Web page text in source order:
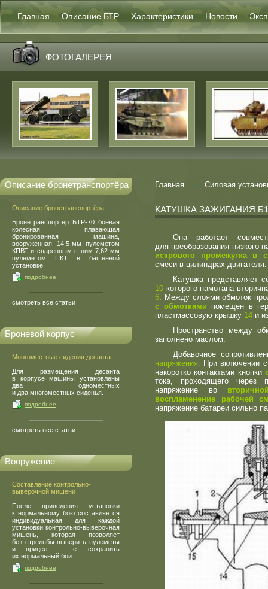
Главная Описание БТР Характеристики Новости
ФОТОГАЛЕРЕЯ
Описание бронетранспортёра
Описание бронетранспортёра
Бронетранспортер БТР-70 боевая
колесная плавающая
бронированная машина,
вооруженная 14,5-мм пулеметом
КПВТ и спаренным с ним 7,62-мм
пулеметом ПКТ в башенной
установке.
подробнее
смотреть все статьи
Броневой корпус
Многоместные сидения десанта
Для размещения десанта
в корпусе машины установлены
два одноместных
и два многоместных сиденья.
подробнее
смотреть все статьи
Вооружение
Составление контрольно-
выверочной мишени
После приведения установки
к нормальному бою составляется
индивидуальная для каждой
установки контрольно-выверочная
мишень, которая позволяет
без стрельбы выверить пулеметы
и прицел, т. е. сохранить
их нормальный бой.
подробнее
Главная → Силовая
КАТУШКА ЗАЖИГАНИЯ
Она работает
для преобразования низкого
искрового промежутка в
смеси в цилиндрах двигателя.
Катушка представляет
10 которого намотана
6. Между слоями обмоток
с обмотками помещен в
пластмассовую крышку 14 и
Пространство между
заполнено маслом.
Добавочное
напряжения. При включении
накоротко контактами кнопки
тока, проходящего через
напряжение во
воспламенение рабочей
напряжение батареи сильно